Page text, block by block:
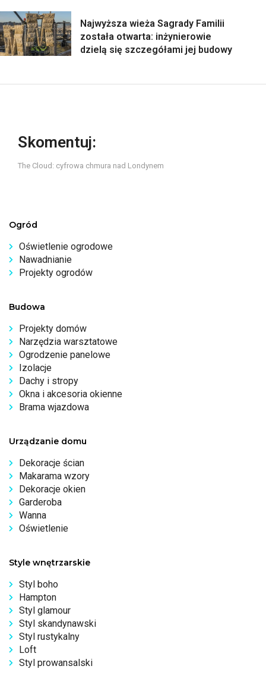
Najwyższa wieża Sagrady Familii
została otwarta: inżynierowie
dzielą się szczegółami jej budowy
Skomentuj:
The Cloud: cyfrowa chmura nad Londynem
Ogród
Oświetlenie ogrodowe
Nawadnianie
Projekty ogrodów
Budowa
Projekty domów
Narzędzia warsztatowe
Ogrodzenie panelowe
Izolacje
Dachy i stropy
Okna i akcesoria okienne
Brama wjazdowa
Urządzanie domu
Dekoracje ścian
Makarama wzory
Dekoracje okien
Garderoba
Wanna
Oświetlenie
Style wnętrzarskie
Styl boho
Hampton
Styl glamour
Styl skandynawski
Styl rustykalny
Loft
Styl prowansalski